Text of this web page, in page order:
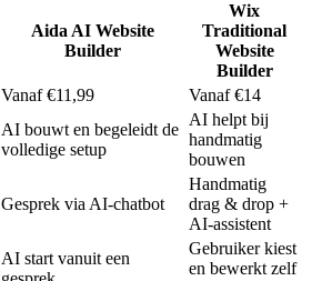
Aida AI Website
Builder
Wix
Traditional
Website
Builder
Vanaf €11,99 Vanaf €14
AI bouwt en begeleidt de
volledige setup
AI helpt bij
handmatig
bouwen
Gesprek via AI-chatbot
Handmatig
drag & drop +
AI-assistent
AI start vanuit een
Gebruiker kiest
en bewerkt zelf